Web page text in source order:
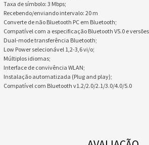
Taxa de símbolo: 3 Mbps;
Recebendo/enviando intervalo: 20 m
Converte de não Bluetooth PC em Bluetooth;
Compatível com a especificação Bluetooth V5.0 e
Dual-mode transferência Bluetooth;
Low Power selecionável 1,2-3,6 vi/o;
Múltiplos idiomas;
Interface de convivência WLAN;
Instalação automatizada (Plug and play);
Compatível com Bluetooth v1.2/2.0/2.1/3.0/4.0/5.0